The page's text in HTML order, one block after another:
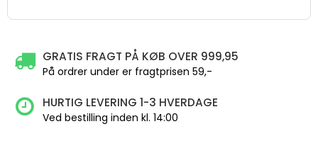
GRATIS FRAGT PÅ KØB OVER 999,95
På ordrer under er fragtprisen 59,-
HURTIG LEVERING 1-3 HVERDAGE
Ved bestilling inden kl. 14:00